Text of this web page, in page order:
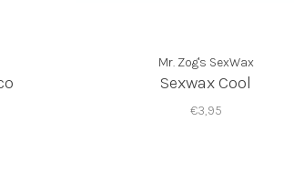
Mr. Zog's SexWax
Sexwax Cool
€3,95